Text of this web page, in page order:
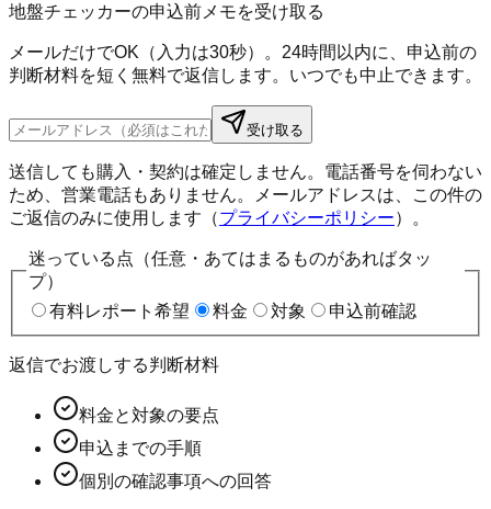
地盤チェッカーの申込前メモを受け取る
メールだけでOK（入力は30秒）。24時間以内に、申込前の
判断材料を短く無料で返信します。いつでも中止できます。
受け取る
送信しても購入・契約は確定しません。電話番号を伺わない
ため、営業電話もありません。メールアドレスは、この件の
ご返信のみに使用します（プライバシーポリシー）。
迷っている点（任意・あてはまるものがあればタッ
プ）
有料レポート希望
料金 対象 申込前確認
返信でお渡しする判断材料
料金と対象の要点
申込までの手順
個別の確認事項への回答